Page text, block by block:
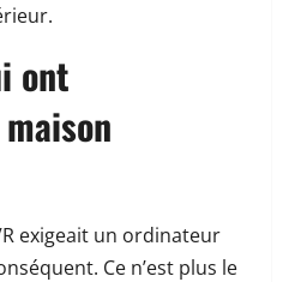
ont
exigeait un ordinateur
Ce n’est plus le